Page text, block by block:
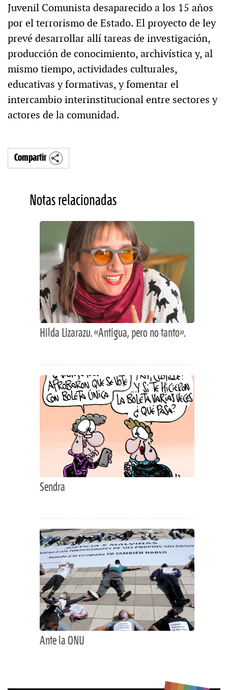
Juvenil Comunista desaparecido a los 15 años
por el terrorismo de Estado. El proyecto de ley
prevé desarrollar allí tareas de investigación,
producción de conocimiento, archivística y, al
mismo tiempo, actividades culturales,
educativas y formativas, y fomentar el
intercambio interinstitucional entre sectores y
actores de la comunidad.
Compartir
Notas relacionadas
Hilda Lizarazu. «Antigua, pero no tanto».
Sendra
Ante la ONU